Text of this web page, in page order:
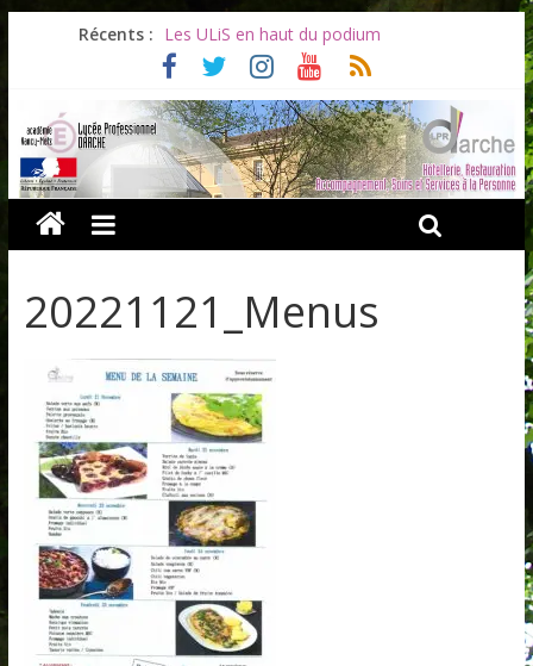
Récents : Les ULiS en haut du podium
Océane et la promotion du bénévolat
Bonnes vacances à tous !
Infos rentrée septembre 2026
Soirée d’adieux au Lycée Darche
20221121_Menus